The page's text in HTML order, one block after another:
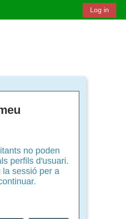
Log in
no poden
perfils d'usuari.
la sessió per a